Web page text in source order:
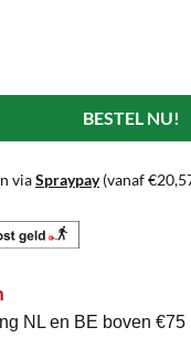
BESTEL NU!
viaSpraypay(vanaf€
NL en BE boven €75